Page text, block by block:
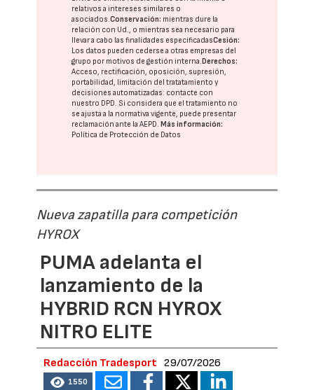
relativos a intereses similares o
asociados.Conservación: mientras dure la
relación con Ud., o mientras sea necesario para
llevar a cabo las finalidades especificadasCesión:
Los datos pueden cederse a otras empresas del
grupo por motivos de gestión interna. Derechos:
Acceso, rectificación, oposición, supresión,
portabilidad, limitación del tratatamiento y
decisiones automatizadas: contacte con
nuestro DPD. Si considera que el tratamiento no
se ajusta a la normativa vigente, puede presentar
reclamación ante laAEPD. Más información:
Política de Protección de Datos
Nueva zapatilla para competición
HYROX
PUMA adelanta el
lanzamiento de la
HYBRID RCN HYROX
NITRO ELITE
Redacción Tradesport 29/07/2026
1550